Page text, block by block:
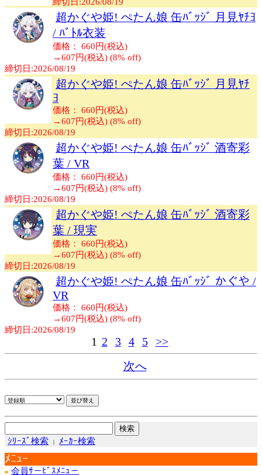
超かぐや姫! ぺたん娘 缶ﾊﾞｯｼﾞ 月見ﾔﾁﾖ
/ ﾊﾞﾄﾙ衣装
価格： 660円(税込)
→607円(税込) (8% off)
締切日:2026/08/19
超かぐや姫! ぺたん娘 缶ﾊﾞｯｼﾞ 月見ﾔﾁ
ﾖ
価格： 660円(税込)
→607円(税込) (8% off)
締切日:2026/08/19
超かぐや姫! ぺたん娘 缶ﾊﾞｯｼﾞ 酒寄彩
葉 / VR
価格： 660円(税込)
→607円(税込) (8% off)
締切日:2026/08/19
超かぐや姫! ぺたん娘 缶ﾊﾞｯｼﾞ 酒寄彩
葉 / 現実
価格： 660円(税込)
→607円(税込) (8% off)
締切日:2026/08/19
超かぐや姫! ぺたん娘 缶ﾊﾞｯｼﾞ かぐや /
VR
価格： 660円(税込)
→607円(税込) (8% off)
締切日:2026/08/19
1 2 3 4 5
>>
次へ
ｼﾘｰｽﾞ検索 | ﾒｰｶｰ検索
ﾒﾆｭｰ
■ 会員ｻ－ﾋﾞｽﾒﾆｭ－